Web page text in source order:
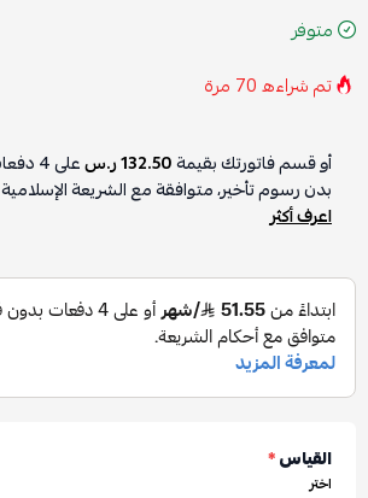
متوفر
تم شراءه70 مرة
أو قسم فاتورتك بقيمة132.50 ر.س على4
بدون رسوم تأخير، متوافقة مع الشريعة الإسلامية
اعرف أكثر
القياس*
اختر